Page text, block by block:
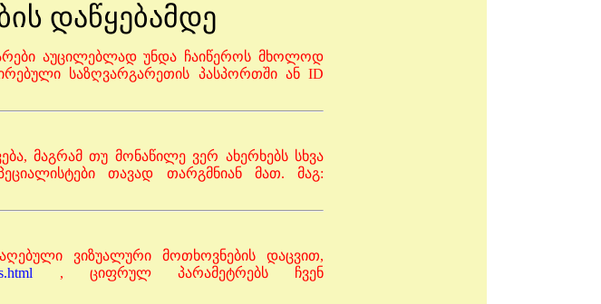
დაწყებამდე
აუცილებლად უნდა ჩაიწეროს მხოლოდ
საზღვარგარეთის პასპორთში ან ID
მაგრამ თუ მონაწილე ვერ ახერხებს სხვა
თავად თარგმნიან მათ. მაგ:
ვიზუალური მოთხოვნების დაცვით,
, ციფრულ პარამეტრებს ჩვენ